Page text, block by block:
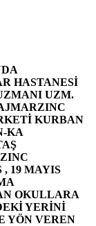
HASTANESİ
UZM.
MARZINC
KURBAN
KA
19 MAYIS
OKULLARA
YERİNİ
YÖN VEREN